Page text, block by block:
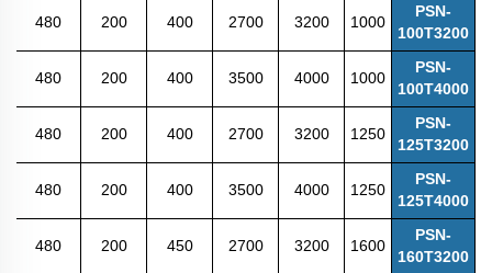
PSN-
100T3200
1000
3200
2700
400
200
480
PSN-
100T4000
1000
4000
3500
400
200
480
PSN-
125T3200
1250
3200
2700
400
200
480
PSN-
125T4000
1250
4000
3500
400
200
480
PSN-
160T3200
1600
3200
2700
450
200
480